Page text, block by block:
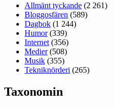
Allmänt tyckande (2 261)
Bloggosfären (589)
Dagbok (1 244)
Humor(339)
Internet (356)
Medier(508)
Musik (355)
Tekniknörderi (265)
Taxonomin